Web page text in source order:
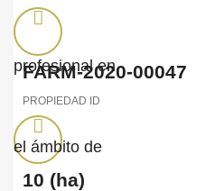
FARM-2020-00047
PROPIEDAD ID
10 (ha)